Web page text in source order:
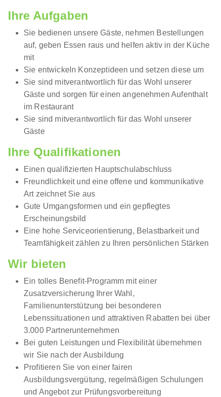
Ihre Aufgaben
Sie bedienen unsere Gäste, nehmen Bestellungen
auf, geben Essen raus und helfen aktiv in der Küche
mit
Sie entwickeln Konzeptideen und setzen diese um
Sie sind mitverantwortlich für das Wohl unserer
Gäste und sorgen für einen angenehmen Aufenthalt
im Restaurant
Sie sind mitverantwortlich für das Wohl unserer
Gäste
Ihre Qualifikationen
Einen qualifizierten Hauptschulabschluss
Freundlichkeit und eine offene und kommunikative
Art zeichnet Sie aus
Gute Umgangsformen und ein gepflegtes
Erscheinungsbild
Eine hohe Serviceorientierung, Belastbarkeit und
Teamfähigkeit zählen zu Ihren persönlichen Stärken
Wir bieten
Ein tolles Benefit-Programm mit einer
Zusatzversicherung Ihrer Wahl,
Familienunterstützung bei besonderen
Lebenssituationen und attraktiven Rabatten bei über
3.000 Partnerunternehmen
Bei guten Leistungen und Flexibilität übernehmen
wir Sie nach der Ausbildung
Profitieren Sie von einer fairen
Ausbildungsvergütung, regelmäßigen Schulungen
und Angebot zur Prüfungsvorbereitung